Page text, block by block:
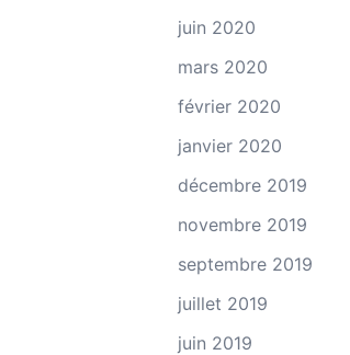
juin 2020
mars 2020
février 2020
janvier 2020
décembre 2019
novembre 2019
septembre 2019
juillet 2019
juin 2019